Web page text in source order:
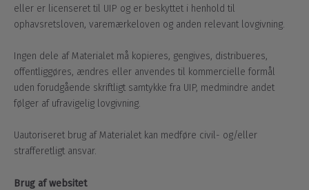
eller er licenseret til UIP og er beskyttet i henhold til
ophavsretsloven, varemærkeloven og anden relevant lovgivning.
Ingen dele af Materialet må kopieres, gengives, distribueres,
offentliggøres, ændres eller anvendes til kommercielle formål
uden forudgående skriftligt samtykke fra UIP, medmindre andet
følger af ufravigelig lovgivning.
Uautoriseret brug af Materialet kan medføre civil- og/eller
strafferetligt ansvar.
Brug af websitet